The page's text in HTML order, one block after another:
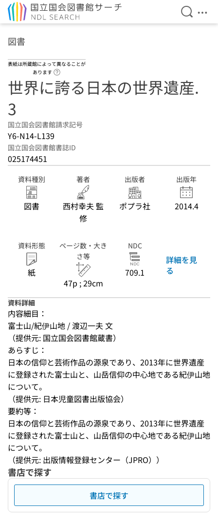
検索を
メ
図書
表紙は所蔵館によって異なることが
あります
世界に誇る日本の世界遺産.
3
国立国会図書館請求記号
Y6-N14-L139
国立国会図書館書誌ID
025174451
資料種別
図書
著者
西村幸夫 監
修
出版者
ポプラ社
出版年
2014.4
資料形態
紙
ページ数・大き
さ等
47p ; 29cm
NDC
709.1
詳細を見
る
資料詳細
内容細目：
富士山/紀伊山地 / 渡辺一夫 文
（提供元: 国立国会図書館蔵書）
あらすじ：
日本の信仰と芸術作品の源泉であり、2013年に世界遺産
に登録された富士山と、山岳信仰の中心地である紀伊山地
について。
（提供元: 日本児童図書出版協会）
要約等：
日本の信仰と芸術作品の源泉であり、2013年に世界遺産
に登録された富士山と、山岳信仰の中心地である紀伊山地
について。
（提供元: 出版情報登録センター（JPRO））
書店で探す
書店で探す